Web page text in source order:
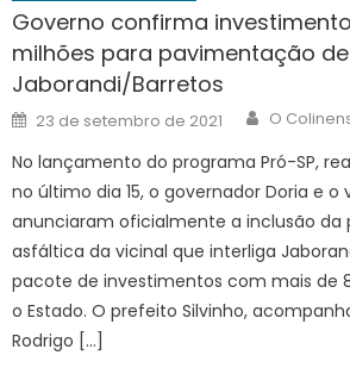
Governo confirma investimento
milhões para pavimentação
Jaborandi/Barretos
Posted
on
23 de setembro de 2021 Author
O
No lançamento do programa Pró-SP,
no último dia 15, o governador Doria e o
anunciaram oficialmente a inclusão da
asfáltica da vicinal que interliga
pacote de investimentos com mais de
o Estado. O prefeito Silvinho,
Rodrigo […]